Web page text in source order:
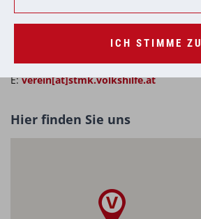
T: +43 316 8960 31000
F: +43 316 8960 31999
E:verein[at]stmk.volkshilfe.at
Hier finden Sie uns
ICH STIMME ZU